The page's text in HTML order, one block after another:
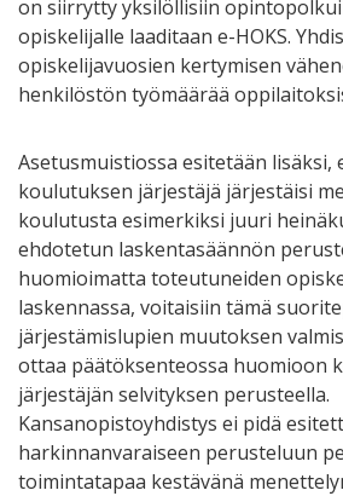
on siirrytty yksilöllisiin
opiskelijalle laaditaan e-HOKS.
opiskelijavuosien kertymisen
henkilöstön työmäärää
Asetusmuistiossa esitetään lisäksi,
koulutuksen järjestäjä järjestäisi
koulutusta esimerkiksi juuri
ehdotetun laskentasäännön
huomioimatta toteutuneiden
laskennassa, voitaisiin tämä
järjestämislupien muutoksen
ottaa päätöksenteossa huomioon
järjestäjän selvityksen perusteella.
Kansanopistoyhdistys ei pidä
harkinnanvaraiseen perusteluun
toimintatapaa kestävänä